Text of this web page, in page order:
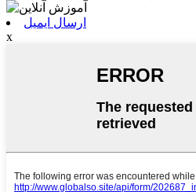
ارسال ایمیل
x